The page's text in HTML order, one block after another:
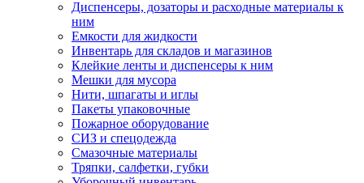
Диспенсеры, дозаторы и расходные материалы к
ним
Емкости для жидкости
Инвентарь для складов и магазинов
Клейкие ленты и диспенсеры к ним
Мешки для мусора
Нити, шпагаты и иглы
Пакеты упаковочные
Пожарное оборудование
СИЗ и спецодежда
Смазочные материалы
Тряпки, салфетки, губки